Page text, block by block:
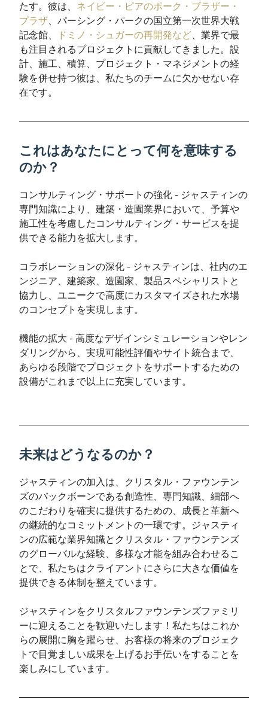
たす。彼は、 ネイビー・ピアのポーク・ブラザー・
プラザ、パーシング・パークの国立第一次世界大戦
記念館、
ドミノ・シュガーの再開発など、業界で最
も注目されるプロジェクトに貢献してきました。設
計、施工、積算、プロジェクト・マネジメントの経
験を併せ持つ彼は、私たちのチームに欠かせない存
在です。
これはあなたにとって何を意味する
のか？
コンサルティング・サポートの強化 - ジャスティンの
専門知識により、建築・造園業界において、予算や
施工性を考慮したコンサルティング・サービスを提
供できる能力を拡大します。
コラボレーションの深化 - ジャスティンは、社内のエ
ンジニア、建築家、造園家、製品スペシャリストと
協力し、ユニークで高度にカスタマイズされた水場
のコンセプトを実現します。
機能の拡大 - 高度なデザインシミュレーションやレン
ダリングから、実現可能性評価やサイト統合まで、
あらゆる段階でプロジェクトをサポートするための
設備がこれまで以上に充実しています。
未来はどうなるのか？
ジャスティンの加入は、クリスタル・ファウンテン
ズのバックボーンである創造性、専門知識、細部へ
のこだわりを確実に提供するための、成長と革新へ
の継続的なコミットメントの一環です。ジャスティ
ンの広範な業界知識とクリスタル・ファウンテンズ
のグローバルな経験、多様な才能を組み合わせるこ
とで、私たちはクライアントにさらに大きな価値を
提供できる体制を整えています。
ジャスティンをクリスタルファウンテンズファミリ
ーに迎えることを歓迎いたします！私たちはこれか
らの展開に胸を躍らせ、お客様の将来のプロジェク
トで目覚ましい成果を上げるお手伝いをすることを
楽しみにしています。